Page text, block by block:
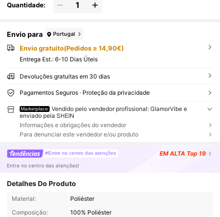
Quantidade:
Envio para Portugal
Envio gratuito(Pedidos ≥ 14,90€)
Entrega Est.: 6-10 Dias Úteis
Devoluções gratuitas em 30 dias
Pagamentos Seguros · Proteção da privacidade
Marketplace
Vendido pelo vendedor profissional: GlamorVibe e
enviado pela SHEIN
Informações e obrigações do vendedor
Para denunciar este vendedor e/ou produto
#Entre no centro das atenções EM ALTA Top 19
Entre no centro das atenções!
Detalhes Do Produto
Material:
Poliéster
Composição:
100% Poliéster